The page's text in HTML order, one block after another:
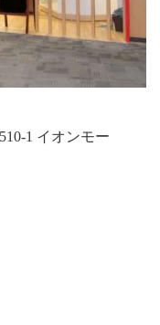
1 イオンモー